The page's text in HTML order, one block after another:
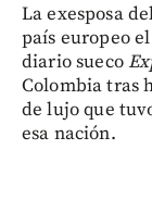
La exesposa
país europeo
diario sueco
Colombia tras
de lujo que
esa nación.